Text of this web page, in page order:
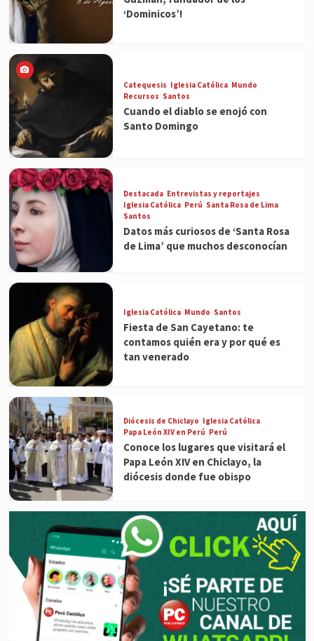
‘Dominicos’!
Catequesis Iglesia Católica Mundo
Recursos Santos
Cuando el diablo se enojó con
Santo Domingo
Destacada Entrevistas y reportajes
Iglesia Católica Perú Santa Rosa de Lima
Santos
Datos más curiosos de ‘Santa Rosa
de Lima’ que muchos desconocían
Iglesia Católica Mundo Santos
Fiesta de San Cayetano: te
contamos quién era y por qué es
tan venerado
Diócesis de Chiclayo Iglesia Católica
Papa León XIV en Perú Perú
Conoce los lugares que visitará el
Papa León XIV en Chiclayo, la
diócesis donde fue obispo